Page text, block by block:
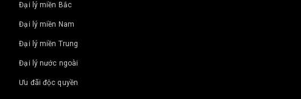
Đại lý miền Bắc
Đại lý miền Nam
Đại lý miền Trung
Đại lý nước ngoài
Ưu đãi độc quyền